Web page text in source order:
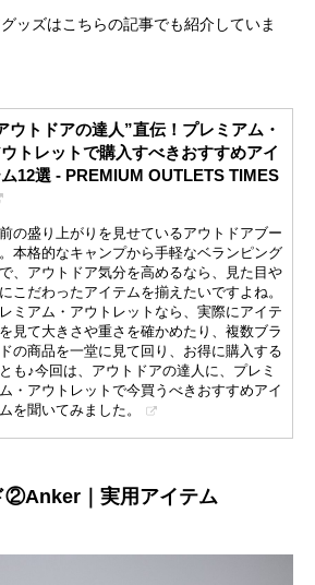
ッズはこちらの記事でも紹介していま
ウトドアの達人”直伝！プレミアム・
トレットで購入すべきおすすめアイ
12選 - PREMIUM OUTLETS TIMES
の盛り上がりを見せているアウトドアブー
本格的なキャンプから手軽なベランピング
、アウトドア気分を高めるなら、見た目や
こだわったアイテムを揃えたいですよね。
ミアム・アウトレットなら、実際にアイテ
見て大きさや重さを確かめたり、複数ブラ
の商品を一堂に見て回り、お得に購入する
も♪今回は、アウトドアの達人に、プレミ
・アウトレットで今買うべきおすすめアイ
を聞いてみました。
②Anker｜実用アイテム